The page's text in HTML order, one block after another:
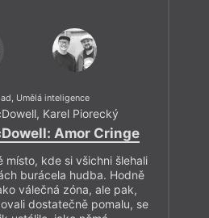
Umělá inteligence
, Karel Piorecký
Amor Cringe
místo, kde si všichni šlehali
burácela hudba. Hodně
válečná zóna, ale pak,
dostatečně pomalu, se